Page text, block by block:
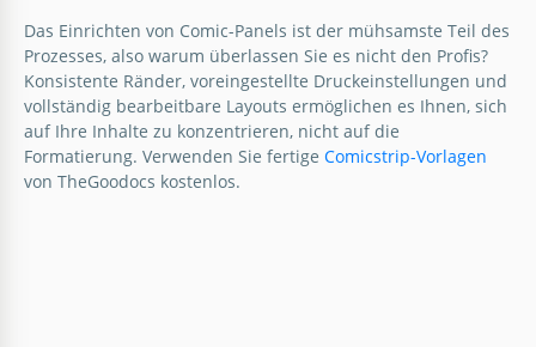
Google Slides
Das Einrichten von Comic-Panels ist der mühsamste Teil des
Prozesses, also warum überlassen Sie es nicht den Profis?
Konsistente Ränder, voreingestellte Druckeinstellungen und
vollständig bearbeitbare Layouts ermöglichen es Ihnen, sich
auf Ihre Inhalte zu konzentrieren, nicht auf die
Formatierung. Verwenden Sie fertige Comicstrip-Vorlagen
von TheGoodocs kostenlos.